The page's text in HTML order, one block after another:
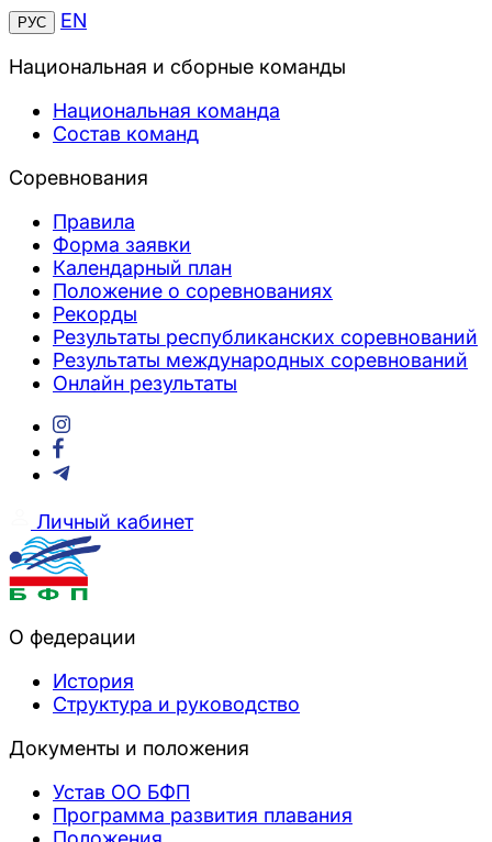
РУС
EN
Национальная и сборные команды
Национальная команда
Состав команд
Соревнования
Правила
Форма заявки
Календарный план
Положение о соревнованиях
Рекорды
Результаты республиканских соревнований
Результаты международных соревнований
Онлайн результаты
Личный кабинет
О федерации
История
Структура и руководство
Документы и положения
Устав ОО БФП
Программа развития плавания